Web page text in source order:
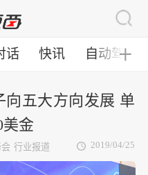
话 快讯 自动驾驶
╋
向五大方向发展 单
美金
行业报道 2019/04/25